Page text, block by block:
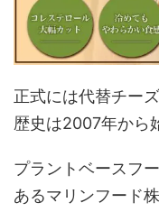
正式には代替チー
歴史は2007年から
プラントベースフ
あるマリンフード